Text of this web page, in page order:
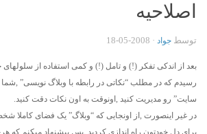
اصلاحیه
توسط جواد ·
2008-05-18
بعد از اندکی تفکر (!) و تامل (!) و کمی استفاده از سلولهای
رسیدم که در مطلب “نکاتی در رابطه با وبلاگ نویسی”
سایت” رو مدیریت کنید ,اونوقت به اون نکات دقت کنید.
در غیر اینصورت ,از اونجایی که “وبلاگ” یک فضای کاملا
برای دل خودتون راه اندازی کردید ,پس پیشنهاد میکنم که